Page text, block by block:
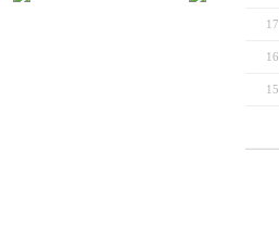
17
16
15